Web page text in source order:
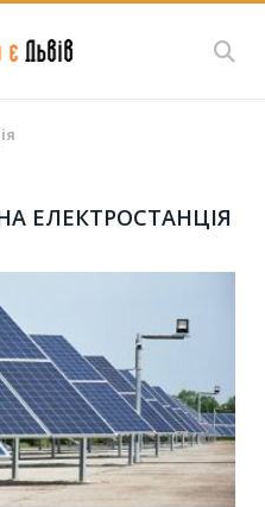
ЕЛЕКТРОСТАНЦІЯ